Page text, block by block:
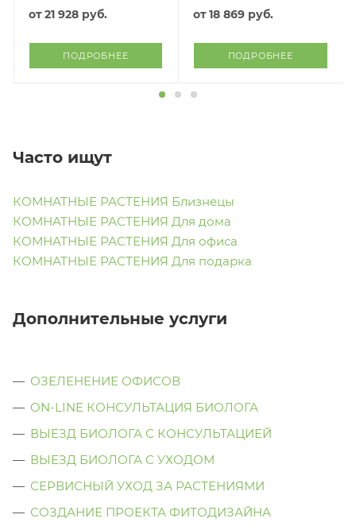
от21 928 руб.
ПОДРОБНЕЕ
от18 869 руб.
ПОДРОБНЕЕ
Часто ищут
КОМНАТНЫЕ РАСТЕНИЯ Близнецы
КОМНАТНЫЕ РАСТЕНИЯ Для дома
КОМНАТНЫЕ РАСТЕНИЯ Для офиса
КОМНАТНЫЕ РАСТЕНИЯ Для подарка
Дополнительные услуги
ОЗЕЛЕНЕНИЕ ОФИСОВ
ON-LINE КОНСУЛЬТАЦИЯ БИОЛОГА
ВЫЕЗД БИОЛОГА С КОНСУЛЬТАЦИЕЙ
ВЫЕЗД БИОЛОГА C УХОДОМ
СЕРВИСНЫЙ УХОД ЗА РАСТЕНИЯМИ
СОЗДАНИЕ ПРОЕКТА ФИТОДИЗАЙНА